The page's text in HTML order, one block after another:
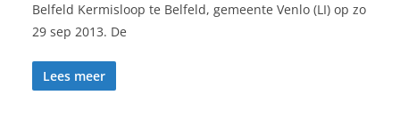
Belfeld Kermisloop te Belfeld, gemeente Venlo (LI) op zo
29 sep 2013. De
Lees meer